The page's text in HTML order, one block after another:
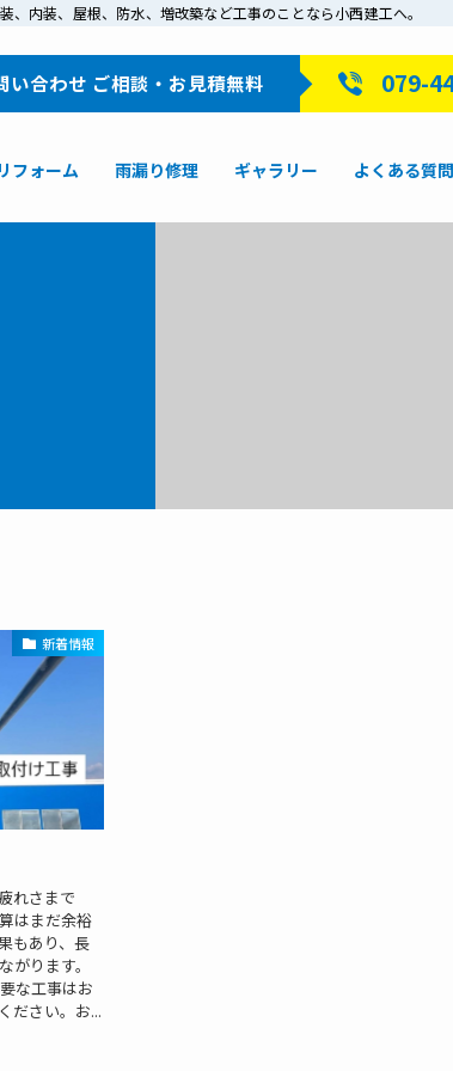
内装、屋根、防水、増改築など工事のことなら小西建工へ。
い合わせ ご相談・お見積無料 079-
フォーム 雨漏り修理 ギャラリー よくある質問
新着情報
れさまで
はまだ余裕
もあり、長
がります。
な工事はお
ださい。お...